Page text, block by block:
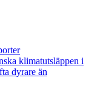
klimatutsläppen i
dyrare än